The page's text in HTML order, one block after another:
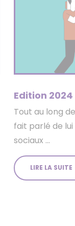
Edition
Tout au long
fait parlé de lui
sociaux …
LIRE LA SUITE